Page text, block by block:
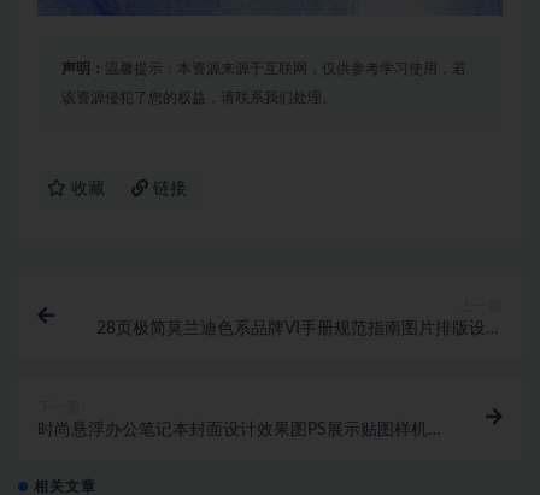
声明： 温馨提示：本资源来源于互联网，仅供参考学习使用，若
该资源侵犯了您的权益，请联系我们处理。
收藏 链接
28页极简莫兰迪色系品牌VI手册规范指南图片排版设计
时尚悬浮办公笔记本封面设计效果图PS展示贴图样机模
相关文章